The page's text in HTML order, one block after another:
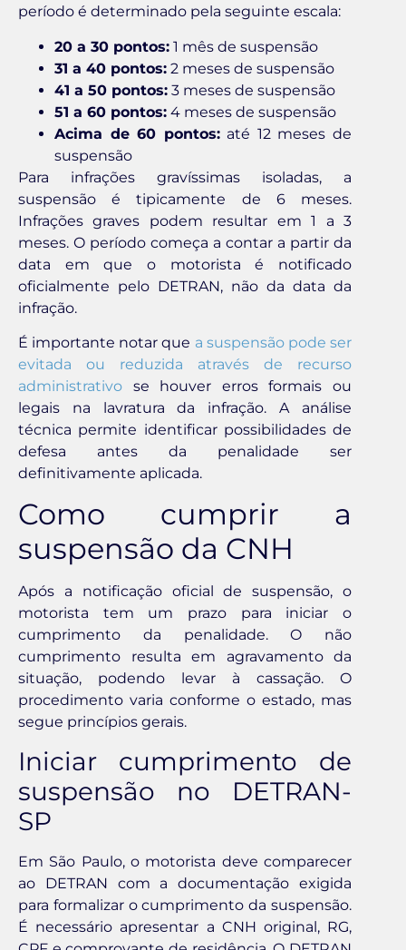
período é determinado pela seguinte escala:
20 a 30 pontos: 1 mês de suspensão
31 a 40 pontos: 2 meses de suspensão
41 a 50 pontos: 3 meses de suspensão
51 a 60 pontos: 4 meses de suspensão
Acima de 60 pontos:até 12 meses de
suspensão
Para infrações gravíssimas isoladas, a
suspensão é tipicamente de 6 meses.
Infrações graves podem resultar em 1 a 3
meses. O período começa a contar a partir da
data em que o motorista é notificado
oficialmente pelo DETRAN, não da data da
infração.
É importante notar que a suspensão pode ser
evitada ou reduzida através de recurso
administrativo se houver erros formais ou
legais na lavratura da infração. A análise
técnica permite identificar possibilidades de
defesa antes da penalidade ser
definitivamente aplicada.
Como cumprir a
suspensão da CNH
Após a notificação oficial de suspensão, o
motorista tem um prazo para iniciar o
cumprimento da penalidade. O não
cumprimento resulta em agravamento da
situação, podendo levar à cassação. O
procedimento varia conforme o estado, mas
segue princípios gerais.
Iniciar cumprimento de
suspensão no DETRAN-
SP
Em São Paulo, o motorista deve comparecer
ao DETRAN com a documentação exigida
para formalizar o cumprimento da suspensão.
É necessário apresentar a CNH original, RG,